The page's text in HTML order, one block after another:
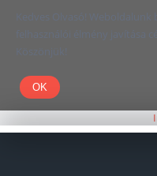
Kedves Olvasó!
felhasználói élmény javítása
Köszönjük!